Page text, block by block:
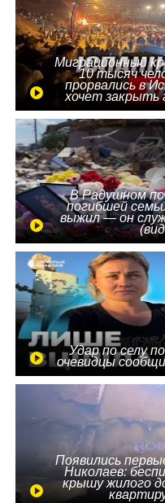
Миграционный
10 тысяч
прорвались в
хочет закрыть
В Радушном
погибшей
выжил — он
Удар по селу
очевидцы
Появились
Николаев:
крышу жилого